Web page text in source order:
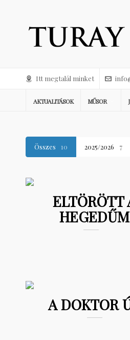
Itt megtalál minket
AKTUALITÁSOK MŰSOR
Összes 10 2025/2026 7
ELTÖRÖTT
HEGEDŰM
A DOKTOR